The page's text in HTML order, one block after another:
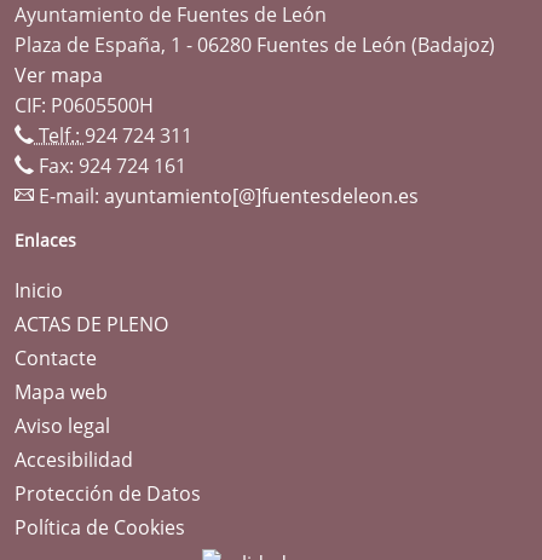
Ayuntamiento de Fuentes de León
Plaza de España, 1 - 06280 Fuentes de León (Badajoz)
Ver mapa
CIF: P0605500H
Telf.: 924 724 311
Fax: 924 724 161
E-mail: ayuntamiento[@]fuentesdeleon.es
Enlaces
Inicio
ACTAS DE PLENO
Contacte
Mapa web
Aviso legal
Accesibilidad
Protección de Datos
Política de Cookies